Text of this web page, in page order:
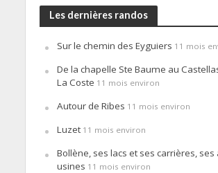
Les dernières randos
Sur le chemin des Eyguiers 11 mois
De la chapelle Ste Baume au
La Coste 11 mois environ
Autour de Ribes 11 mois environ
Luzet 11 mois environ
Bollène, ses lacs et ses carrières, ses
usines 11 mois environ